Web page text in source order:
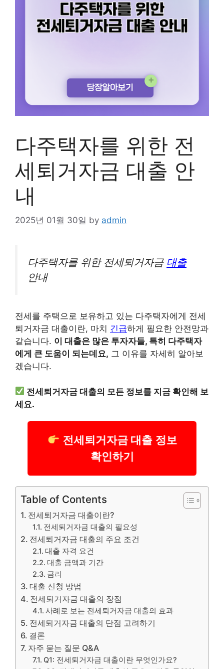
다주택자를 위한 전
세퇴거자금 대출 안
내
2025년 01월 30일 by admin
다주택자를 위한 전세퇴거자금 대출
안내
전세를 주택으로 보유하고 있는 다주택자에게 전세
퇴거자금 대출이란, 마치 긴급하게 필요한 안전망과
같습니다. 이 대출은 많은 투자자들, 특히 다주택자
에게 큰 도움이 되는데요, 그 이유를 자세히 알아보
겠습니다.
전세퇴거자금 대출의 모든 정보를 지금 확인해 보
세요.
전세퇴거자금 대출 정보
확인하기
Table of Contents
전세퇴거자금 대출이란?
전세퇴거자금 대출의 필요성
전세퇴거자금 대출의 주요 조건
대출 자격 요건
대출 금액과 기간
금리
대출 신청 방법
전세퇴거자금 대출의 장점
사례로 보는 전세퇴거자금 대출의 효과
전세퇴거자금 대출의 단점 고려하기
결론
자주 묻는 질문 Q&A
Q1: 전세퇴거자금 대출이란 무엇인가요?